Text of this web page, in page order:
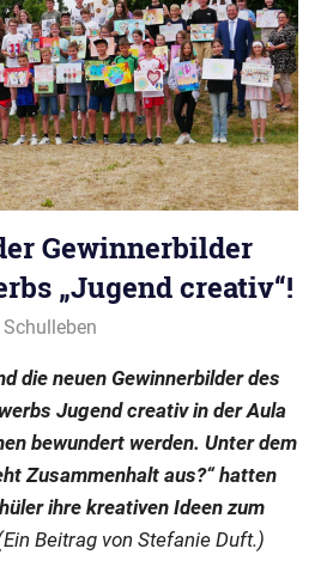
Gewinnerbilder
„Jugend creativ“!
die neuen Gewinnerbilder des
Jugend creativ in der Aula
bewundert werden. Unter dem
Zusammenhalt aus?“ hatten
ihre kreativen Ideen zum
Beitrag von Stefanie Duft.)